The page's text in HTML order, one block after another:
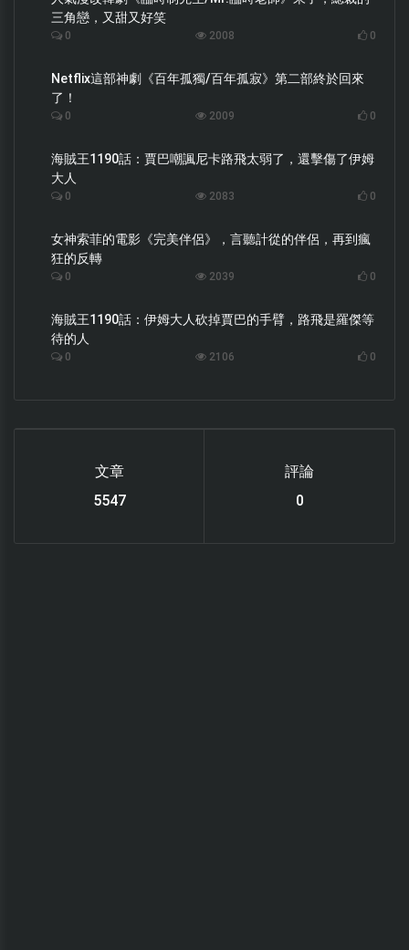
三角戀，又甜又好笑
0 2008 0
Netflix這部神劇《百年孤獨/百年孤寂》第二部終於回來
了！
0 2009 0
海賊王1190話：賈巴嘲諷尼卡路飛太弱了，還擊傷了伊姆
大人
0 2083 0
女神索菲的電影《完美伴侶》，言聽計從的伴侶，再到瘋
狂的反轉
0 2039 0
海賊王1190話：伊姆大人砍掉賈巴的手臂，路飛是羅傑等
待的人
0 2106 0
文章
6119
評論
0